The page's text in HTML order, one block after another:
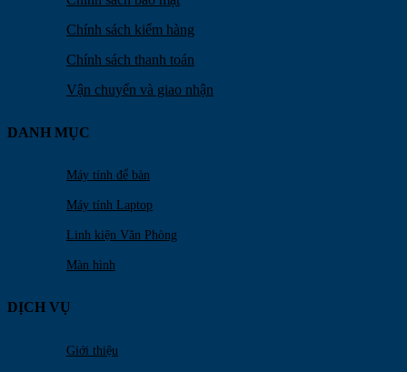
Chính sách kiểm hàng
Chính sách thanh toán
Vận chuyển và giao nhận
DANH MỤC
Máy tính để bàn
Máy tính Laptop
Linh kiện Văn Phòng
Màn hình
DỊCH VỤ
Giới thiệu